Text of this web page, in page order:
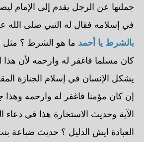
جملتها عن الرجل يقدم إلى الإمام
في إسلامه فقال له النبي صلى الله
بالشرط يا أحمد ما هو الشرط ؟ مثل
كان مسلما فاغفر له وارحمه لأن هذا
يشكل الإنسان في إسلام الجنازة
إن كان مؤمنا فاغفر له وارحمه وهذا
الآية وحديث الاستخارة هذا في دعاء
العبادة ايش الدليل ؟ حديث ضباعة